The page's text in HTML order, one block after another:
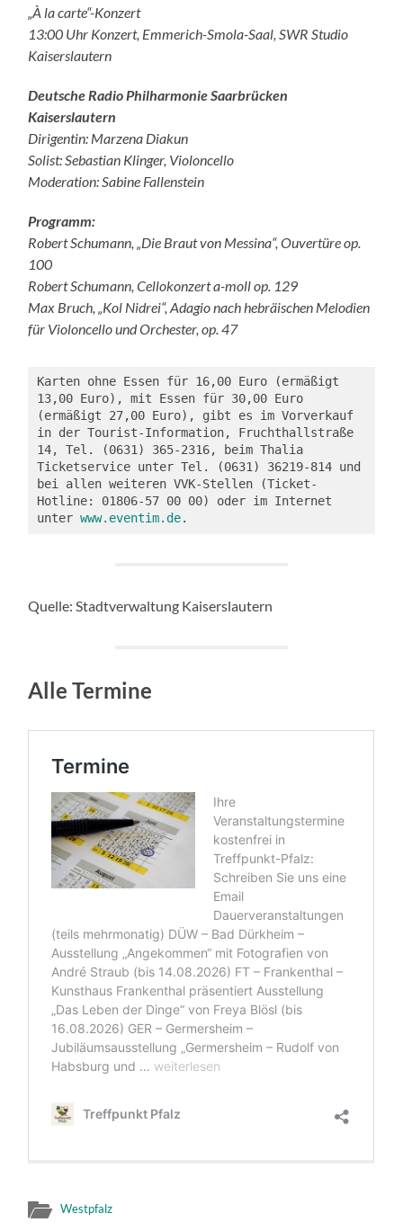
„À la carte“-Konzert
13:00 Uhr Konzert, Emmerich-Smola-Saal, SWR Studio
Kaiserslautern
Deutsche Radio Philharmonie Saarbrücken
Kaiserslautern
Dirigentin: Marzena Diakun
Solist: Sebastian Klinger, Violoncello
Moderation: Sabine Fallenstein
Programm:
Robert Schumann, „Die Braut von Messina“, Ouvertüre op.
100
Robert Schumann, Cellokonzert a-moll op. 129
Max Bruch, „Kol Nidrei“, Adagio nach hebräischen Melodien
für Violoncello und Orchester, op. 47
Karten ohne Essen für 16,00 Euro (ermäßigt
13,00 Euro), mit Essen für 30,00 Euro
(ermäßigt 27,00 Euro), gibt es im Vorverkauf
in der Tourist-Information, Fruchthallstraße
14, Tel. (0631) 365-2316, beim Thalia
Ticketservice unter Tel. (0631) 36219-814 und
bei allen weiteren VVK-Stellen (Ticket-
Hotline: 01806-57 00 00) oder im Internet
unter www.eventim.de.
Quelle: Stadtverwaltung Kaiserslautern
Alle Termine
Westpfalz